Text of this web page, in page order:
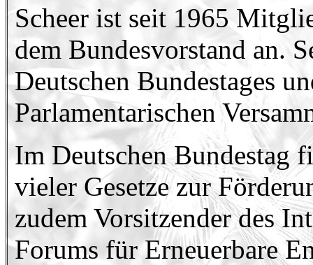
Scheer ist seit 1965
dem Bundesvorstand an.
Deutschen Bundestages
Parlamentarischen
Im Deutschen Bundestag
vieler Gesetze zur
zudem Vorsitzender des
Forums für Erneuerbare